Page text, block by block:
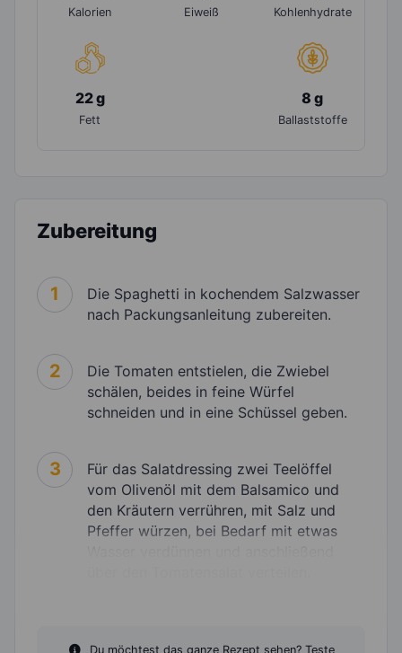
Kalorien Eiweiß Kohlenhydrate
22 g
Fett
8 g
Ballaststoffe
Zubereitung
1
Die Spaghetti in kochendem Salzwasser
nach Packungsanleitung zubereiten.
2
Die Tomaten entstielen, die Zwiebel
schälen, beides in feine Würfel
schneiden und in eine Schüssel geben.
3
Für das Salatdressing zwei Teelöffel
vom Olivenöl mit dem Balsamico und
den Kräutern verrühren, mit Salz und
Pfeffer würzen, bei Bedarf mit etwas
Du möchtest das ganze Rezept sehen? Teste